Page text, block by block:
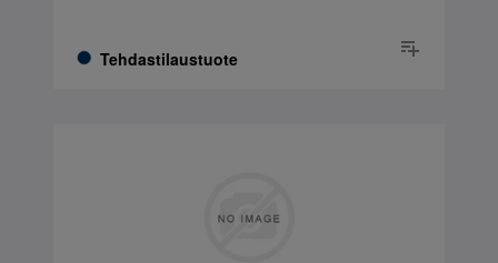
Tehdastilaustuote